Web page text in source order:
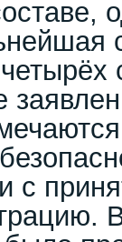
с